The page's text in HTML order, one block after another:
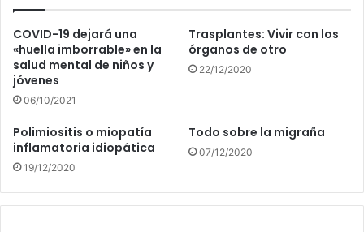
COVID-19 dejará una
«huella imborrable» en la
salud mental de niños y
jóvenes
06/10/2021
Trasplantes: Vivir con los
órganos de otro
22/12/2020
Polimiositis o miopatía
inflamatoria idiopática
19/12/2020
Todo sobre la migraña
07/12/2020